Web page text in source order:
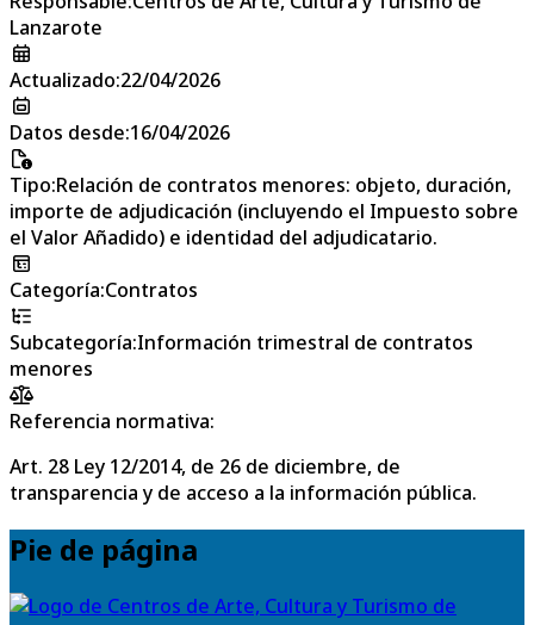
Lanzarote
Actualizado:22/04/2026
Datos desde:16/04/2026
Tipo:Relación de contratos menores: objeto, duración,
importe de adjudicación (incluyendo el Impuesto sobre
el Valor Añadido) e identidad del adjudicatario.
Categoría:Contratos
Subcategoría:Información trimestral de contratos
menores
Referencia normativa:
Art. 28 Ley 12/2014, de 26 de diciembre, de
transparencia y de acceso a la información pública.
Pie de página